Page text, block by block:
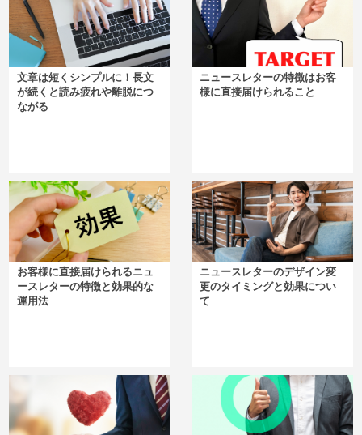
文章は短くシンプルに！長文
が続くと読み疲れや離脱につ
ながる
ニュースレターの特徴はお客
様に直接届けられること
お客様に直接届けられるニュ
ースレターの特徴と効果的な
運用法
ニュースレターのデザイン変
更のタイミングと効果につい
て